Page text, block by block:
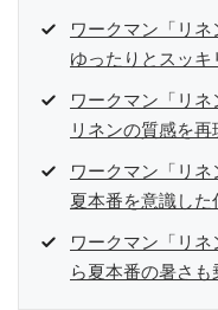
ワークマン「リ
ゆったりとスッキ
ワークマン「リ
リネンの質感を再
ワークマン「リ
夏本番を意識した
ワークマン「リ
ら夏本番の暑さも